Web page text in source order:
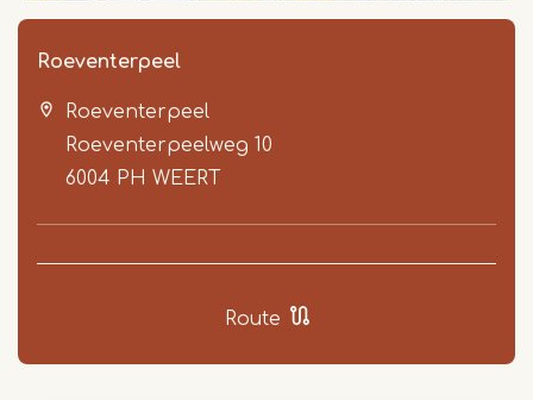
Roeventerpeel
Roeventerpeel
Roeventerpeelweg 10
6004 PH WEERT
Route